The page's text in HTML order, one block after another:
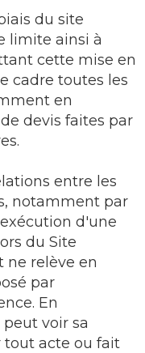
du site
limite ainsi à
cette mise en
cadre toutes les
en
devis faites par
entre les
notamment par
d'une
du Site
ne relève en
par
En
peut voir sa
tout acte ou fait